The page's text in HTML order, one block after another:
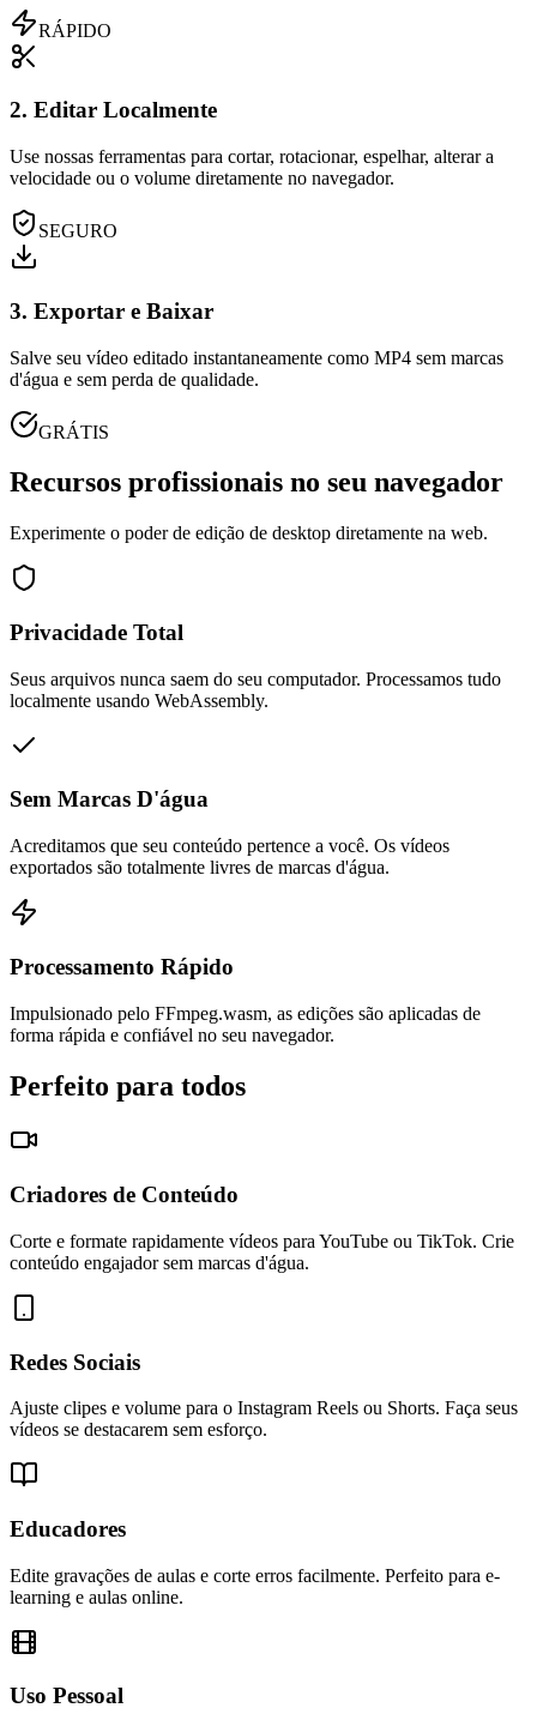
RÁPIDO
2. Editar Localmente
Use nossas ferramentas para cortar, rotacionar, espelhar, alterar a
velocidade ou o volume diretamente no navegador.
SEGURO
3. Exportar e Baixar
Salve seu vídeo editado instantaneamente como MP4 sem marcas
d'água e sem perda de qualidade.
GRÁTIS
Recursos profissionais no seu navegador
Experimente o poder de edição de desktop diretamente na web.
Privacidade Total
Seus arquivos nunca saem do seu computador. Processamos tudo
localmente usando WebAssembly.
Sem Marcas D'água
Acreditamos que seu conteúdo pertence a você. Os vídeos
exportados são totalmente livres de marcas d'água.
Processamento Rápido
Impulsionado pelo FFmpeg.wasm, as edições são aplicadas de
forma rápida e confiável no seu navegador.
Perfeito para todos
Criadores de Conteúdo
Corte e formate rapidamente vídeos para YouTube ou TikTok. Crie
conteúdo engajador sem marcas d'água.
Redes Sociais
Ajuste clipes e volume para o Instagram Reels ou Shorts. Faça seus
vídeos se destacarem sem esforço.
Educadores
Edite gravações de aulas e corte erros facilmente. Perfeito para e-
learning e aulas online.
Uso Pessoal